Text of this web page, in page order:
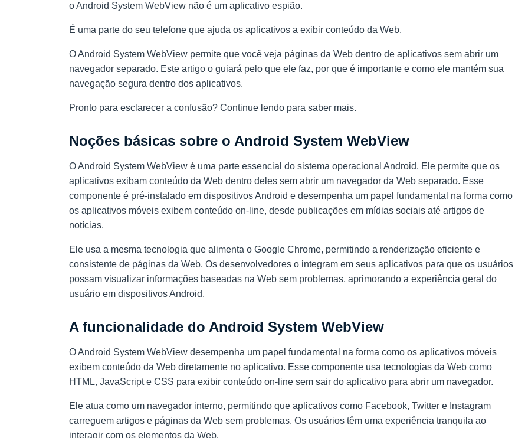
o Android System WebView não é um aplicativo espião.
É uma parte do seu telefone que ajuda os aplicativos a exibir conteúdo da Web.
O Android System WebView permite que você veja páginas da Web dentro de aplicativos sem abrir um
navegador separado. Este artigo o guiará pelo que ele faz, por que é importante e como ele mantém sua
navegação segura dentro dos aplicativos.
Pronto para esclarecer a confusão? Continue lendo para saber mais.
Noções básicas sobre o Android System WebView
O Android System WebView é uma parte essencial do sistema operacional Android. Ele permite que os
aplicativos exibam conteúdo da Web dentro deles sem abrir um navegador da Web separado. Esse
componente é pré-instalado em dispositivos Android e desempenha um papel fundamental na forma como
os aplicativos móveis exibem conteúdo on-line, desde publicações em mídias sociais até artigos de
notícias.
Ele usa a mesma tecnologia que alimenta o Google Chrome, permitindo a renderização eficiente e
consistente de páginas da Web. Os desenvolvedores o integram em seus aplicativos para que os usuários
possam visualizar informações baseadas na Web sem problemas, aprimorando a experiência geral do
usuário em dispositivos Android.
A funcionalidade do Android System WebView
O Android System WebView desempenha um papel fundamental na forma como os aplicativos móveis
exibem conteúdo da Web diretamente no aplicativo. Esse componente usa tecnologias da Web como
HTML, JavaScript e CSS para exibir conteúdo on-line sem sair do aplicativo para abrir um navegador.
Ele atua como um navegador interno, permitindo que aplicativos como Facebook, Twitter e Instagram
carreguem artigos e páginas da Web sem problemas. Os usuários têm uma experiência tranquila ao
interagir com os elementos da Web.